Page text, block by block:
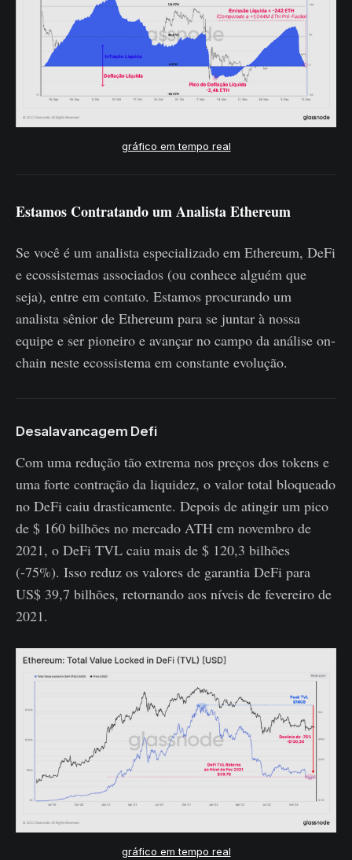
gráfico em tempo real
Estamos Contratando um Analista Ethereum
Se você é um analista especializado em Ethereum, DeFi
e ecossistemas associados (ou conhece alguém que
seja), entre em contato. Estamos procurando um
analista sênior de Ethereum para se juntar à nossa
equipe e ser pioneiro e avançar no campo da análise on-
chain neste ecossistema em constante evolução.
Desalavancagem Defi
Com uma redução tão extrema nos preços dos tokens e
uma forte contração da liquidez, o valor total bloqueado
no DeFi caiu drasticamente. Depois de atingir um pico
de $ 160 bilhões no mercado ATH em novembro de
2021, o DeFi TVL caiu mais de $ 120,3 bilhões
(-75%). Isso reduz os valores de garantia DeFi para
US$ 39,7 bilhões, retornando aos níveis de fevereiro de
2021.
gráfico em tempo real